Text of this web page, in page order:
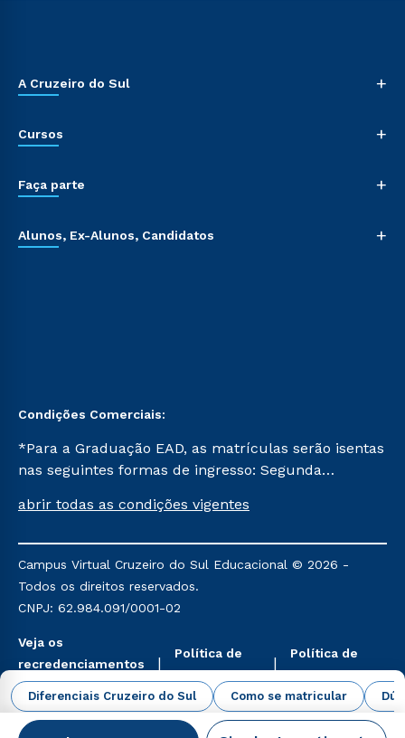
Diferenciais Cruzeiro do Sul Como se matricular
A Cruzeiro do Sul +
Cursos +
Faça parte +
Alunos, Ex-Alunos, Candidatos +
Condições Comerciais:
*Para a Graduação EAD, as matrículas serão isentas
nas seguintes formas de ingresso: Segunda
Já para as demais, a taxa de matrícula será de R$
mencionadas são referentes aos cursos: Ensino
Religioso, Geografia para a Docência e Metodologia
do Ensino de História: Questões Atuais.
abrir todas as condições vigentes
Campus Virtual Cruzeiro do Sul Educacional © 2026 -
Todos os direitos reservados.
CNPJ: 62.984.091/0001-02
Veja os
recredenciamentos
aqui
Política de
Privacidade
Política de
Cookies